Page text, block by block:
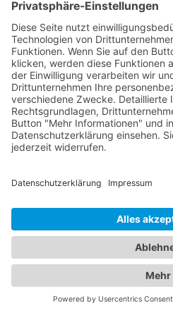
und Augenärzte
(Westfalen) –
Informationen
Unser umfassendes
nicht nur alle Informationen
in Hamm (Westfalen),
relevanten Informationen
Wir verstehen, dass die
die besten Ärzte in Hamm
Augenarzt Hamm
umfangreiches Fachwissen
verfügen. Sie können
Qualifikationen,
finden, um den passenden
medizinische Versorgung